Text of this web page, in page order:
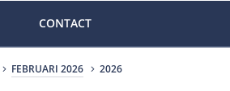
CONTACT
FEBRUARI 2026 2026